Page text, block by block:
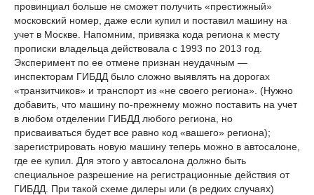
провинциал больше не сможет получить «престижный»
московский номер, даже если купил и поставил машину на
учет в Москве. Напомним, привязка кода региона к месту
прописки владельца действовала с 1993 по 2013 год.
Эксперимент по ее отмене признан неудачным —
инспекторам ГИБДД было сложно выявлять на дорогах
«транзитчиков» и транспорт из «не своего региона». (Нужно
добавить, что машину по-прежнему можно поставить на учет
в любом отделении ГИБДД любого региона, но
присваиваться будет все равно код «вашего» региона);
зарегистрировать новую машину теперь можно в автосалоне,
где ее купил. Для этого у автосалона должно быть
специальное разрешение на регистрационные действия от
ГИБДД. При такой схеме дилеры или (в редких случаях)